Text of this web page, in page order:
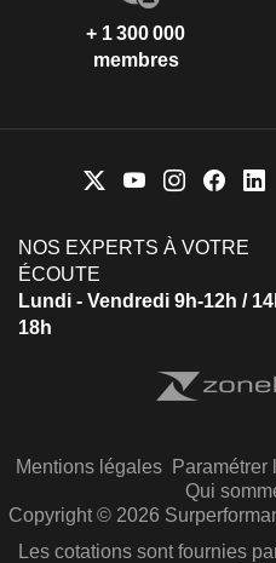
+ 1 300 000
membres
NOS EXPERTS À VOTRE
ÉCOUTE
Lundi - Vendredi 9h-12h /
18h
Mentions légales Paramétrer
Qui
Copyright © 2026
Les cotations sont fournies